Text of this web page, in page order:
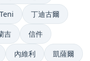
Teni 丁迪古爾
吉 信件
內維利 凱薩爾